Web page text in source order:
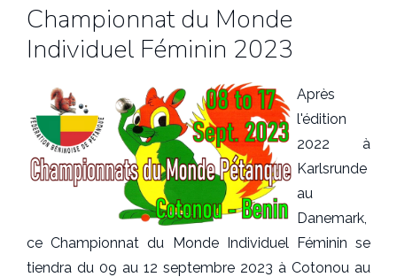
Championnat du Monde
Individuel Féminin 2023
Après
l'édition
2022 à
Karlsrunde
au
Danemark,
ce Championnat du Monde Individuel Féminin se
tiendra du 09 au 12 septembre 2023 à Cotonou au